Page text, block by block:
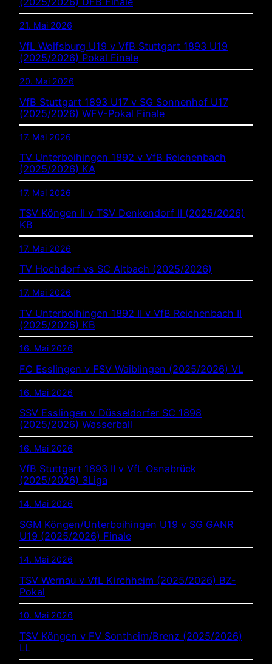
21. Mai 2026
VfL Wolfsburg U19 v VfB Stuttgart 1893 U19
(2025/2026) Pokal Finale
20. Mai 2026
VfB Stuttgart 1893 U17 v SG Sonnenhof U17
(2025/2026) WFV-Pokal Finale
17. Mai 2026
TV Unterboihingen 1892 v VfB Reichenbach
(2025/2026) KA
17. Mai 2026
TSV Köngen II v TSV Denkendorf II (2025/2026)
KB
17. Mai 2026
TV Hochdorf vs SC Altbach (2025/2026)
17. Mai 2026
TV Unterboihingen 1892 II v VfB Reichenbach II
(2025/2026) KB
16. Mai 2026
FC Esslingen v FSV Waiblingen (2025/2026) VL
16. Mai 2026
SSV Esslingen v Düsseldorfer SC 1898
(2025/2026) Wasserball
16. Mai 2026
VfB Stuttgart 1893 II v VfL Osnabrück
(2025/2026) 3Liga
14. Mai 2026
SGM Köngen/Unterboihingen U19 v SG GANR
U19 (2025/2026) Finale
14. Mai 2026
TSV Wernau v VfL Kirchheim (2025/2026) BZ-
Pokal
10. Mai 2026
TSV Köngen v FV Sontheim/Brenz (2025/2026)
LL